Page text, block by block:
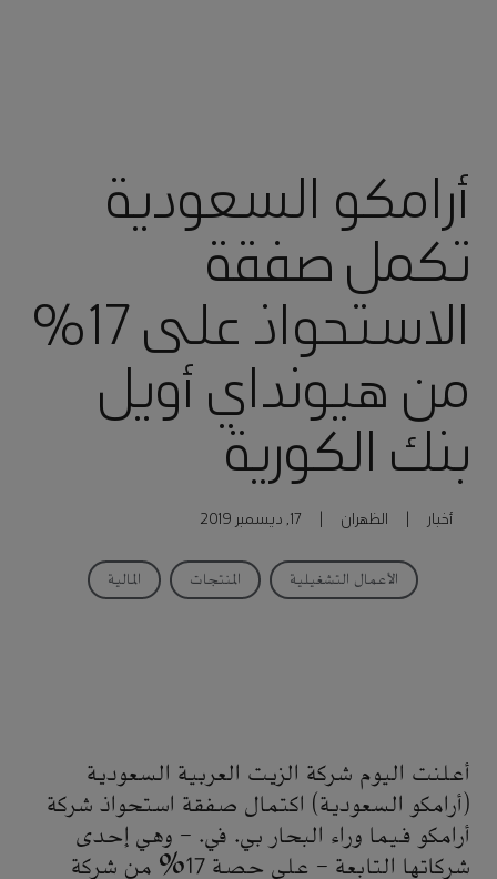
أرامكو السعودية
تكمل صفقة
الاستحواذ على 17%
من هيونداي أويل
بنك الكورية
أخبار الظهران 17, ديسمبر 2019
الأعمال التشغيلية المنتجات المالية
أعلنت اليوم شركة الزيت العربية السعودية
(أرامكو السعودية) اكتمال صفقة استحواذ شركة
أرامكو فيما وراء البحار بي. في. – وهي إحدى
شركاتها التابعة – على حصة 17% من شركة